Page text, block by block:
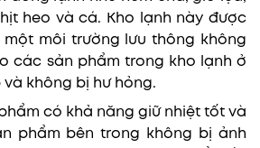
heo và cá. Kho lạnh này được
môi trường lưu thông không
các sản phẩm trong kho lạnh ở
không bị hư hỏng.
có khả năng giữ nhiệt tốt và
phẩm bên trong không bị ảnh